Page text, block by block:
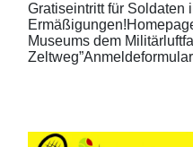
Gratiseintritt für Soldaten
Museums dem